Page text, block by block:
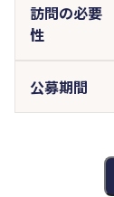
訪問の必要
性
公募期間